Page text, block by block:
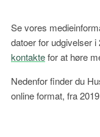
Se vores
datoer for udgivelser
kontaktefor at høre
Nedenfor finder du
online format, fra